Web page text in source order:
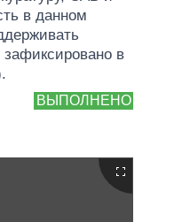
в данном
в
ВЫПОЛНЕНО